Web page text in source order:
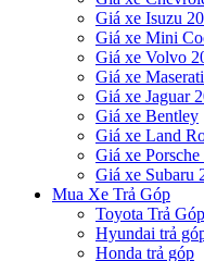
Giá xe Isuzu
Giá xe Mini
Giá xe Volvo
Giá xe
Giá xe Jaguar
Giá xe Bentley
Giá xe Land
Giá xe Porsche
Giá xe Subaru
Mua Xe Trả Góp
Toyota Trả Góp
Hyundai trả
Honda trả góp